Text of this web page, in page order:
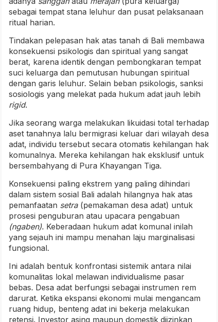
sebagai tempat stana leluhur dan pusat pelaksanaan
ritual harian.
Tindakan pelepasan hak atas tanah di Bali membawa
konsekuensi psikologis dan spiritual yang sangat
berat, karena identik dengan pembongkaran tempat
suci keluarga dan pemutusan hubungan spiritual
dengan garis leluhur. Selain beban psikologis, sanksi
sosiologis yang melekat pada hukum adat jauh lebih
rigid.
Jika seorang warga melakukan likuidasi total terhadap
aset tanahnya lalu bermigrasi keluar dari wilayah desa
adat, individu tersebut secara otomatis kehilangan hak
komunalnya. Mereka kehilangan hak eksklusif untuk
bersembahyang di Pura Khayangan Tiga.
Konsekuensi paling ekstrem yang paling dihindari
dalam sistem sosial Bali adalah hilangnya hak atas
pemanfaatan setra (pemakaman desa adat) untuk
prosesi penguburan atau upacara pengabuan
(ngaben). Keberadaan hukum adat komunal inilah
yang sejauh ini mampu menahan laju marginalisasi
fungsional.
Ini adalah bentuk konfrontasi sistemik antara nilai
komunalitas lokal melawan individualisme pasar
bebas. Desa adat berfungsi sebagai instrumen rem
darurat. Ketika ekspansi ekonomi mulai mengancam
ruang hidup, benteng adat ini bekerja melakukan
retensi. Investor asing maupun domestik diizinkan